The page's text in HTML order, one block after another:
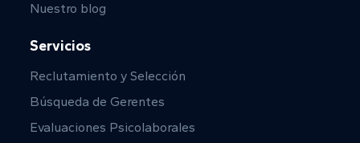
Nuestro blog
Servicios
Reclutamiento y Selección
Búsqueda de Gerentes
Evaluaciones Psicolaborales